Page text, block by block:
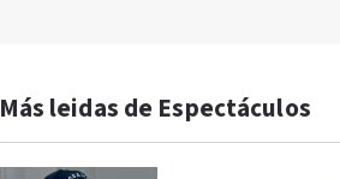
Más leidas de Espectáculos